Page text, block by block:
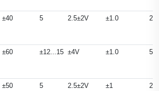
±40 5 2.5±2V ±1.0
±60 ±12...15 ±4V ±1.0 50
±50 5 2.5±2V ±1